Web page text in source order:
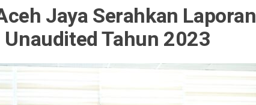
Jaya Serahkan Laporan
Tahun 2023